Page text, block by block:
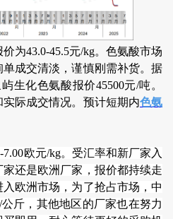
为43.0-45.5元/kg。色氨酸市场
成交清淡，谨慎刚需补货。据
生化色氨酸报价45500元/吨。
际成交情况。预计短期内色氨
欧元/kg。受汇率和新厂家入
还是欧洲厂家，报价都持续走
欧洲市场，为了抢占市场，中
斤，其他地区的厂家也在努力